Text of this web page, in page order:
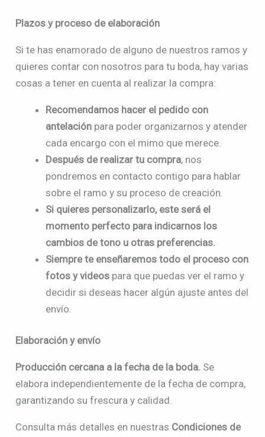
Plazos y proceso de elaboración
Si te has enamorado de alguno de nuestros ramos y
quieres contar con nosotros para tu boda, hay varias
cosas a tener en cuenta al realizar la compra:
Recomendamos hacer el pedido con
antelación para poder organizarnos y atender
cada encargo con el mimo que merece.
Después de realizar tu compra, nos
pondremos en contacto contigo para hablar
sobre el ramo y su proceso de creación.
Si quieres personalizarlo, este será el
momento perfecto para indicarnos los
cambios de tono u otras preferencias.
Siempre te enseñaremos todo el proceso con
fotos y videos para que puedas ver el ramo y
decidir si deseas hacer algún ajuste antes del
envío.
Elaboración y envío
Producción cercana a la fecha de la boda. Se
elabora independientemente de la fecha de compra,
garantizando su frescura y calidad.
Consulta más detalles en nuestras Condiciones de